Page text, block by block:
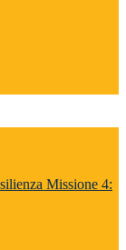
Missione 4: